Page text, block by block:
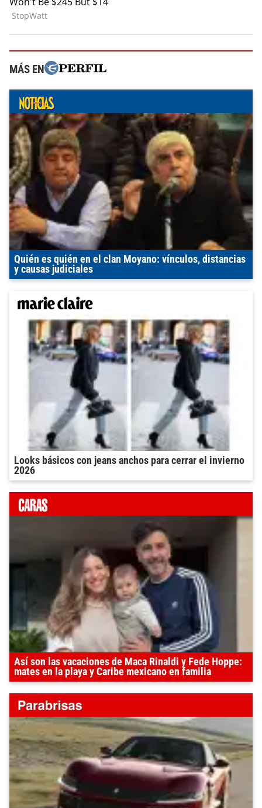
MÁS EN
Quién es quién en el clan Moyano: vínculos, distancias
y causas judiciales
Looks básicos con jeans anchos para cerrar el invierno
2026
Así son las vacaciones de Maca Rinaldi y Fede Hoppe:
mates en la playa y Caribe mexicano en familia